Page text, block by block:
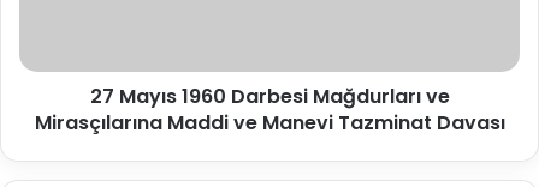
ve
Tazminat
27 Mayıs 1960 Darbesi Mağdurları ve
Mirasçılarına Maddi ve Manevi Tazminat Davası